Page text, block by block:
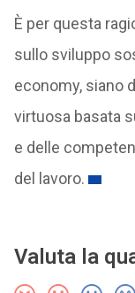
È per questa
sullo sviluppo
economy, siano
virtuosa basata
e delle
del lavoro.
Valuta la